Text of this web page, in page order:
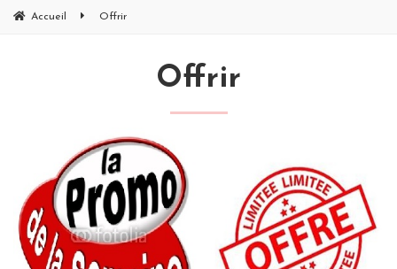
Accueil Offrir
Offrir